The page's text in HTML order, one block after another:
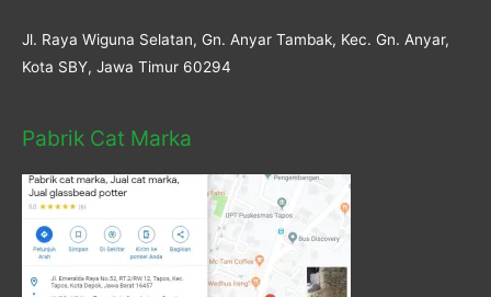
Jl. Raya Wiguna Selatan, Gn. Anyar Tambak, Kec. Gn. Anyar,
Kota SBY, Jawa Timur 60294
Pabrik Cat Marka